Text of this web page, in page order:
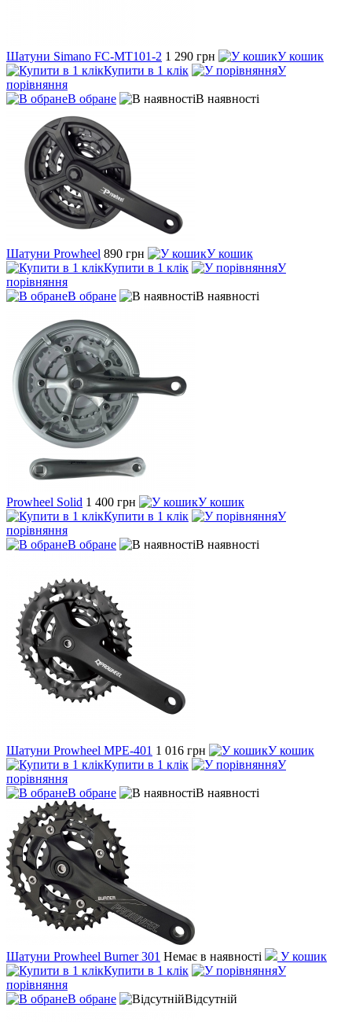
Шатуни Simano FC-MT101-2 1 290 грн
У кошик
Купити в 1 клік
У
порівняння
В обране
В наявності
Шатуни Prowheel 890 грн
У кошик
Купити в 1 клік
У
порівняння
В обране
В наявності
Prowheel Solid 1 400 грн
У кошик
Купити в 1 клік
У
порівняння
В обране
В наявності
Шатуни Prowheel MPE-401 1 016 грн
У кошик
Купити в 1 клік
У
порівняння
В обране
В наявності
Шатуни Prowheel Burner 301 Немає в наявності
У кошик
Купити в 1 клік
У
порівняння
В обране
Відсутній